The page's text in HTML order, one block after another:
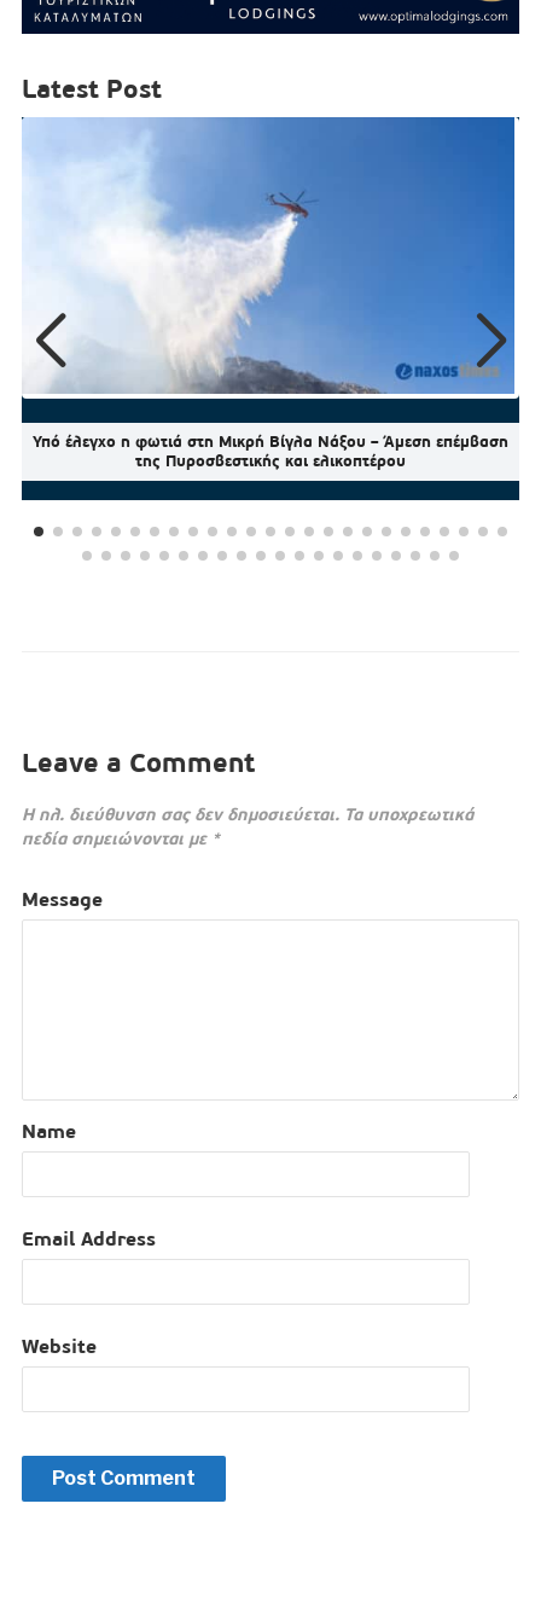
Latest Post
Υπό έλεγχο η φωτιά στη Μικρή Βίγλα Νάξου – Άμεση επέμβαση
της Πυροσβεστικής και ελικοπτέρου
Leave a Comment
Η ηλ. διεύθυνση σας δεν δημοσιεύεται. Τα υποχρεωτικά
πεδία σημειώνονται με *
Message
Name
Email Address
Website